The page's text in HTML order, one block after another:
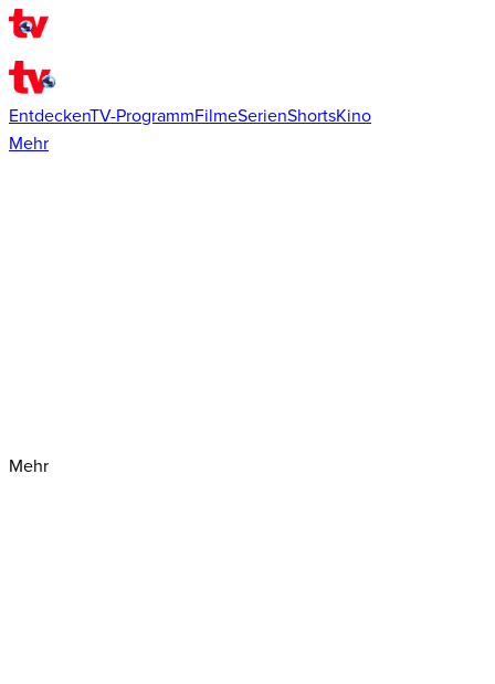
EntdeckenTV-ProgrammFilmeSerienShortsKino
Mehr
Mehr